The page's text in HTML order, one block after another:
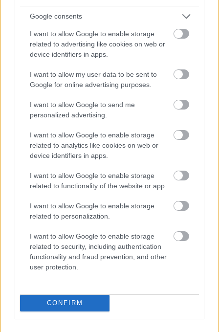
Google consents
I want to allow Google to enable storage
related to advertising like cookies on web or
device identifiers in apps.
I want to allow my user data to be sent to
Google for online advertising purposes.
I want to allow Google to send me
personalized advertising.
I want to allow Google to enable storage
related to analytics like cookies on web or
device identifiers in apps.
I want to allow Google to enable storage
related to functionality of the website or app.
I want to allow Google to enable storage
related to personalization.
I want to allow Google to enable storage
related to security, including authentication
functionality and fraud prevention, and other
user protection.
CONFIRM
Egyedi bérlet a liláknak
2012. július 29.
Az Újpest első számú szurkolócsoportja, az UVB
egy kéréssel fordult a vezetőség felé, egy egyedi
bérletstílus megvalósításával kapcsolatban, amire
rá is bólintottak az emeleten. A jövő vasárnapi
Videoton elleni mérkőzésen már az egyedi
bérletekkel feszíthetnek a…
2012. július 29.